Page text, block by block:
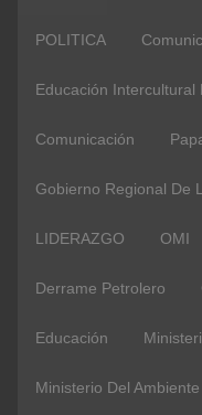
POLITICA
Educación Intercultural
Comunicación
Gobierno Regional De
LIDERAZGO OMI
Derrame Petrolero
Educación
Ministerio Del Ambiente